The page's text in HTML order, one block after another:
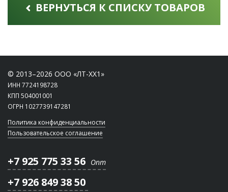
ВЕРНУТЬСЯ К СПИСКУ ТОВАРОВ
© 2013–2026 ООО «ЛТ-ХХ1»
ИНН 7724198728
КПП 504001001
ОГРН 1027739147281
Политика конфиденциальности
Пользовательское соглашение
+7 925 775 33 56 Опт
+7 926 849 38 50